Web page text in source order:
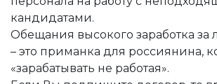
кандидатами.
Обещания высокого заработка за
– это приманка для россиянина,
«зарабатывать не работая».